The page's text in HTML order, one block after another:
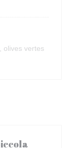
olives vertes